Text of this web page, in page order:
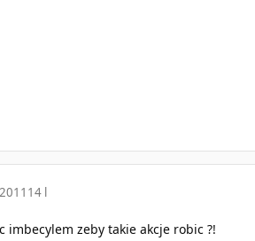
14 l
zeby takie akcje robic ?!